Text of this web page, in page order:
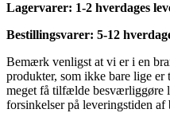
Lagervarer: 1-2 hverdages
Bestillingsvarer: 5-12
Bemærk venligst at vi er i en
produkter, som ikke bare lige er
meget få tilfælde besværliggøre
forsinkelser på leveringstiden af